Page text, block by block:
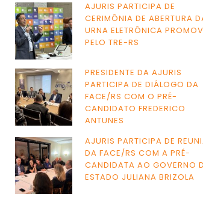
AJURIS PARTICIPA DE
CERIMÔNIA DE ABERTURA
URNA ELETRÔNICA
PELO TRE-RS
PRESIDENTE DA AJURIS
PARTICIPA DE DIÁLOGO DA
FACE/RS COM O PRÉ-
CANDIDATO FREDERICO
ANTUNES
AJURIS PARTICIPA DE
DA FACE/RS COM A PRÉ-
CANDIDATA AO GOVERNO
ESTADO JULIANA BRIZOLA